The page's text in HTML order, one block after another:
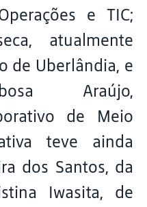
e TIC;
atualmente
de Uberlândia, e
Araújo,
de Meio
teve ainda
dos Santos, da
Iwasita, de